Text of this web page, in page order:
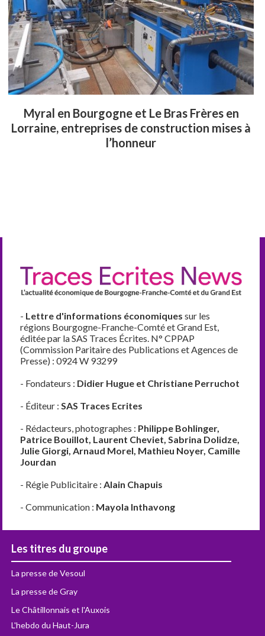
Myral en Bourgogne et Le Bras Frères en
Lorraine, entreprises de construction mises à
l’honneur
- Lettre d'informations économiques sur les
régions Bourgogne-Franche-Comté et Grand Est,
éditée par la SAS Traces Écrites. N° CPPAP
(Commission Paritaire des Publications et Agences de
Presse) : 0924 W 93299
- Fondateurs : Didier Hugue et Christiane Perruchot
- Éditeur :SAS Traces Ecrites
- Rédacteurs, photographes : Philippe Bohlinger,
Patrice Bouillot, Laurent Cheviet, Sabrina Dolidze,
Julie Giorgi, Arnaud Morel, Mathieu Noyer, Camille
Jourdan
- Régie Publicitaire :Alain Chapuis
- Communication : Mayola Inthavong
Les titres du groupe
La presse de Vesoul
La presse de Gray
Le Châtillonnais et l'Auxois
L'hebdo du Haut-Jura